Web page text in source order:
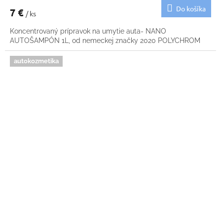
7 € / ks
Do košíka
Koncentrovaný prípravok na umytie auta- NANO
AUTOŠAMPÓN 1L, od nemeckej značky 2020 POLYCHROM
autokozmetika